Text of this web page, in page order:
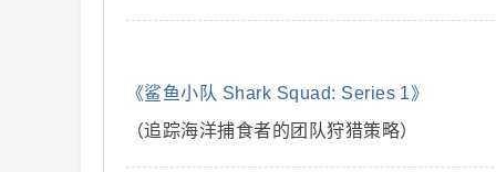
《鲨鱼小队 Shark Squad: Series 1》
（追踪海洋捕食者的团队狩猎策略）